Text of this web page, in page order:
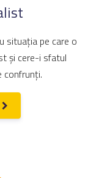
situația pe care o
și cere-i sfatul
confrunți.